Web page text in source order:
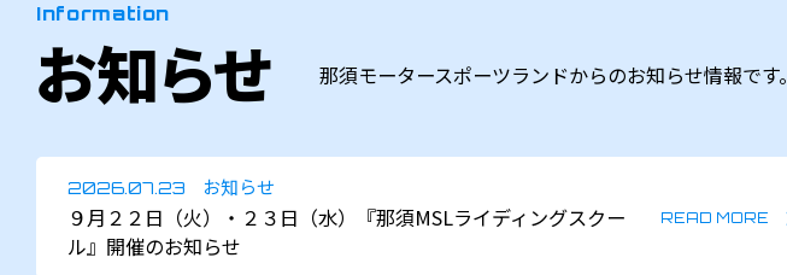
Information
お知らせ 那須モータースポーツランドからのお知らせ情報です。
2026.07.23 お知らせ
９月２２日（火）・２３日（水）『那須MSLライディングスクー
ル』開催のお知らせ